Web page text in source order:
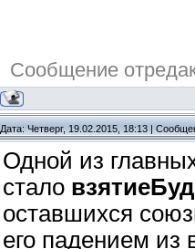
Сообщение
Дата: Четверг, 19.02.2015, 18:13 |
Одной из
стало
оставшихся
его падением из